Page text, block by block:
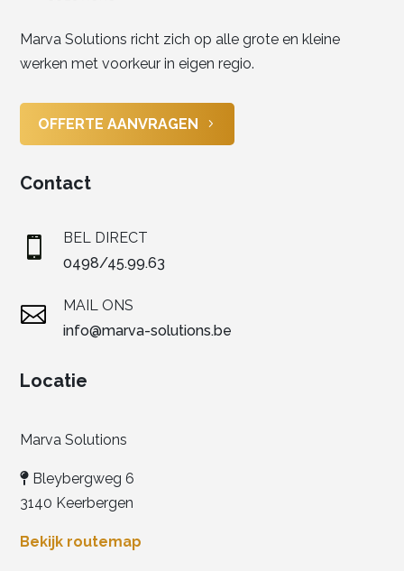
Marva Solutions richt zich op alle grote en kleine
werken met voorkeur in eigen regio.
OFFERTE AANVRAGEN
Contact

BEL DIRECT
0498/45.99.63

MAIL ONS
info@marva-solutions.be
Locatie
Marva Solutions
Bleybergweg 6
3140 Keerbergen
Bekijk routemap